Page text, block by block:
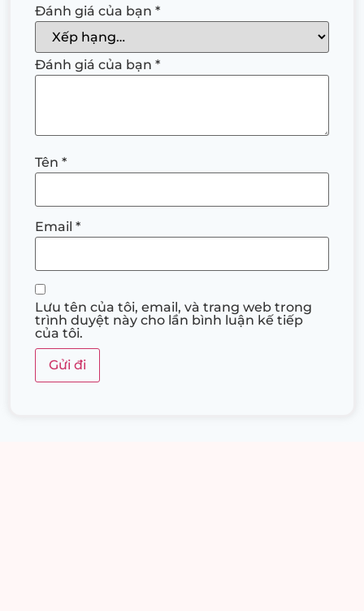
Đánh giá của bạn *
Đánh giá của bạn *
Tên *
Email *
Lưu tên của tôi, email, và trang web trong
trình duyệt này cho lần bình luận kế tiếp
của tôi.